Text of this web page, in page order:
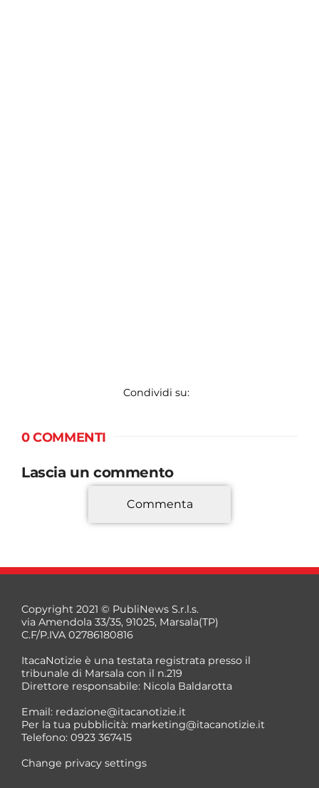
Condividi su:
0 COMMENTI
Lascia un commento
*
*
Commenta
Copyright 2021 © PubliNews S.r.l.s.
via Amendola 33/35, 91025, Marsala(TP)
C.F/P.IVA 02786180816
ItacaNotizie è una testata registrata presso il
tribunale di Marsala con il n.219
Direttore responsabile: Nicola Baldarotta
Email: redazione@itacanotizie.it
Per la tua pubblicità: marketing@itacanotizie.it
Telefono: 0923 367415
Change privacy settings